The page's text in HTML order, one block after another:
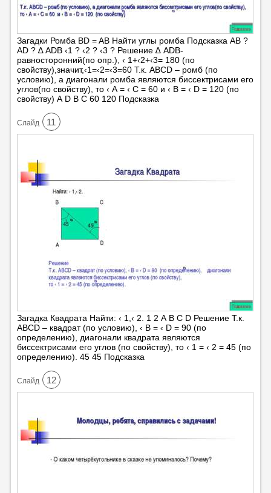
Загадки Ромба BD = AB Найти углы ромба Подсказка AB ?
AD ? ∆ ADВ ‹1 ? ‹2 ? ‹3 ? Решение ∆ ADB-
равносторонний(по опр.), ‹ 1+‹2+‹3= 180 (по
свойству),значит,‹1=‹2=‹3=60 Т.к. АВСD – ромб (по
условию), а диагонали ромба являются биссектрисами его
углов(по свойству), то ‹ А = ‹ С = 60 и ‹ В = ‹ D = 120 (по
свойству) А D В С 60 120 Подсказка
Cлайд 11
Загадка Квадрата Найти: ‹ 1,‹ 2. 1 2 А В С D Решение Т.к.
АВСD – квадрат (по условию), ‹ В = ‹ D = 90 (по
определению), диагонали квадрата являются
биссектрисами его углов (по свойству), то ‹ 1 = ‹ 2 = 45 (по
определению). 45 45 Подсказка
Cлайд 12